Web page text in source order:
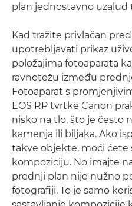
plan jednostavno uzalud
Kad tražite privlačan
upotrebljavati prikaz
položajima fotoaparata
ravnotežu između
Fotoaparat s
EOS RP tvrtke Canon
nisko na tlo, što je često
kamenja ili biljaka. Ako
takve objekte, moći ćete
kompoziciju. No imajte
prednji plan nije nužno
fotografiji. To je samo